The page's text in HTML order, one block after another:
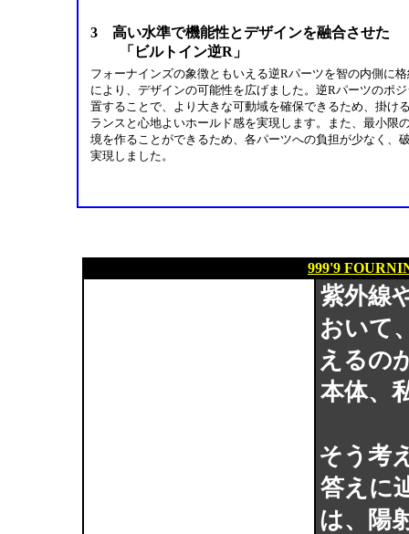
3 高い水準で機能性とデザインを融合させた
「ビルトイン逆R」
フォーナインズの象徴ともいえる逆Rパーツを智の内側に
により、デザインの可能性を広げました。逆Rパーツのポ
置することで、より大きな可動域を確保できるため、掛け
ランスと心地よいホールド感を実現します。また、最小限
境を作ることができるため、各パーツへの負担が少なく、
実現しました。
999'9
紫外線
おいて
えるの
本体、
そう考
答えに
は、陽